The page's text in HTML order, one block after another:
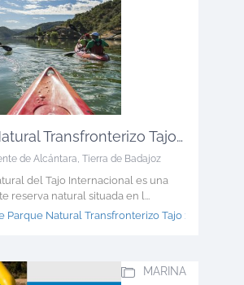
Parque Natural Transfronterizo Tajo ...
de Alcántara, Tierra de Badajoz
del Tajo Internacional es una
reserva natural situada en l...
Parque Natural Transfronterizo Tajo >
MARINA